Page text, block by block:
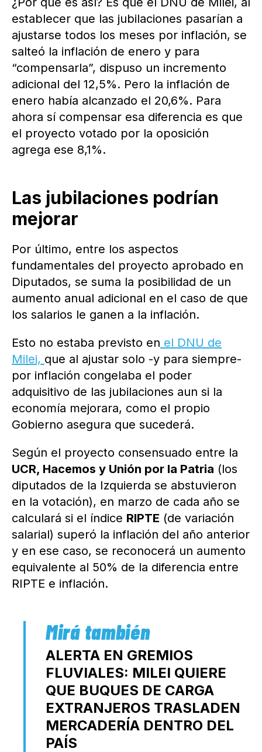
establecer que las jubilaciones pasarían a
ajustarse todos los meses por inflación, se
salteó la inflación de enero y para
“compensarla”, dispuso un incremento
adicional del 12,5%. Pero la inflación de
enero había alcanzado el 20,6%. Para
ahora sí compensar esa diferencia es que
el proyecto votado por la oposición
agrega ese 8,1%.
Las jubilaciones podrían
mejorar
Por último, entre los aspectos
fundamentales del proyecto aprobado en
Diputados, se suma la posibilidad de un
aumento anual adicional en el caso de que
los salarios le ganen a la inflación.
Esto no estaba previsto en el DNU de
Milei, que al ajustar solo -y para siempre-
por inflación congelaba el poder
adquisitivo de las jubilaciones aun si la
economía mejorara, como el propio
Gobierno asegura que sucederá.
Según el proyecto consensuado entre la
UCR, Hacemos y Unión por la Patria (los
diputados de la Izquierda se abstuvieron
en la votación), en marzo de cada año se
calculará si el índice RIPTE (de variación
salarial) superó la inflación del año anterior
y en ese caso, se reconocerá un aumento
equivalente al 50% de la diferencia entre
RIPTE e inflación.
ALERTA EN GREMIOS
FLUVIALES: MILEI QUIERE
QUE BUQUES DE CARGA
EXTRANJEROS TRASLADEN
MERCADERÍA DENTRO DEL
PAÍS